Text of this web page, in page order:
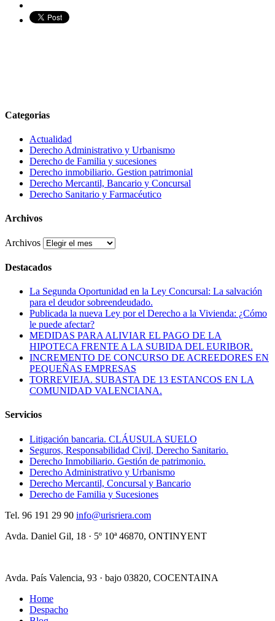
Categorias
Actualidad
Derecho Administrativo y Urbanismo
Derecho de Familia y sucesiones
Derecho inmobiliario. Gestion patrimonial
Derecho Mercantil, Bancario y Concursal
Derecho Sanitario y Farmacéutico
Archivos
Archivos
Destacados
La Segunda Oportunidad en la Ley Concursal: La salvación
para el deudor sobreendeudado.
Publicada la nueva Ley por el Derecho a la Vivienda: ¿Cómo
le puede afectar?
MEDIDAS PARA ALIVIAR EL PAGO DE LA
HIPOTECA FRENTE A LA SUBIDA DEL EURIBOR.
INCREMENTO DE CONCURSO DE ACREEDORES EN
PEQUEÑAS EMPRESAS
TORREVIEJA. SUBASTA DE 13 ESTANCOS EN LA
COMUNIDAD VALENCIANA.
Servicios
Litigación bancaria. CLÁUSULA SUELO
Seguros, Responsabilidad Civil, Derecho Sanitario.
Derecho Inmobiliario. Gestión de patrimonio.
Derecho Administrativo y Urbanismo
Derecho Mercantil, Concursal y Bancario
Derecho de Familia y Sucesiones
Tel. 96 191 29 90 info@urisriera.com
Avda. Daniel Gil, 18 · 5º 10ª46870, ONTINYENT
Avda. País Valencia, 93 · bajo 03820, COCENTAINA
Home
Despacho